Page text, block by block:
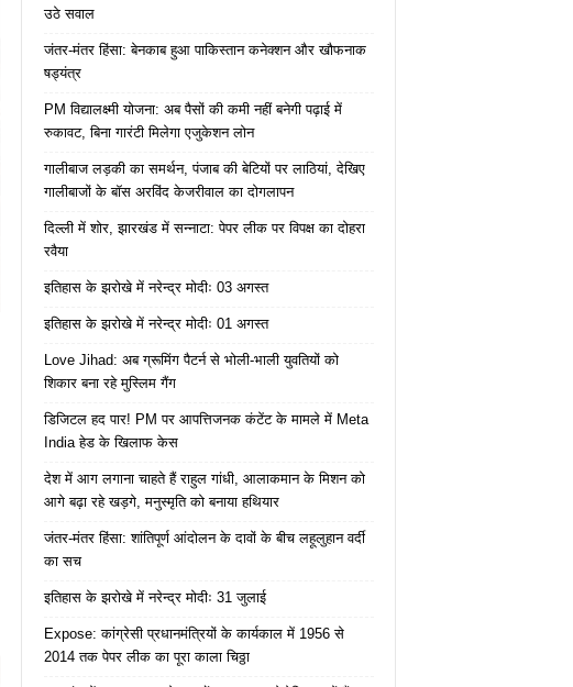
उठे सवाल
जंतर-मंतर हिंसा: बेनकाब हुआ पाकिस्तान कनेक्शन और खौफनाक
षड्यंत्र
PM विद्यालक्ष्मी योजना: अब पैसों की कमी नहीं बनेगी पढ़ाई में
रुकावट, बिना गारंटी मिलेगा एजुकेशन लोन
गालीबाज लड़की का समर्थन, पंजाब की बेटियों पर लाठियां, देखिए
गालीबाजों के बॉस अरविंद केजरीवाल का दोगलापन
दिल्ली में शोर, झारखंड में सन्नाटा: पेपर लीक पर विपक्ष का दोहरा
रवैया
इतिहास के झरोखे में नरेन्द्र मोदीः 03 अगस्त
इतिहास के झरोखे में नरेन्द्र मोदीः 01 अगस्त
Love Jihad: अब ग्रूमिंग पैटर्न से भोली-भाली युवतियों को
शिकार बना रहे मुस्लिम गैंग
डिजिटल हद पार! PM पर आपत्तिजनक कंटेंट के मामले में Meta
India हेड के खिलाफ केस
देश में आग लगाना चाहते हैं राहुल गांधी, आलाकमान के मिशन को
आगे बढ़ा रहे खड़गे, मनुस्मृति को बनाया हथियार
जंतर-मंतर हिंसा: शांतिपूर्ण आंदोलन के दावों के बीच लहूलुहान वर्दी
का सच
इतिहास के झरोखे में नरेन्द्र मोदीः 31 जुलाई
Expose: कांग्रेसी प्रधानमंत्रियों के कार्यकाल में 1956 से
2014 तक पेपर लीक का पूरा काला चिठ्ठा